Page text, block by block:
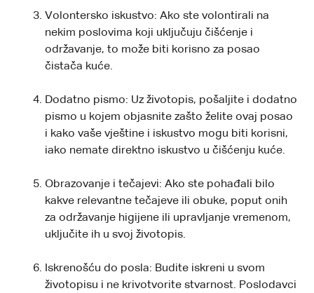
Volontersko iskustvo: Ako ste volontirali na
nekim poslovima koji uključuju čišćenje i
održavanje, to može biti korisno za posao
čistača kuće.
Dodatno pismo: Uz životopis, pošaljite i dodatno
pismo u kojem objasnite zašto želite ovaj posao
i kako vaše vještine i iskustvo mogu biti korisni,
iako nemate direktno iskustvo u čišćenju kuće.
Obrazovanje i tečajevi: Ako ste pohađali bilo
kakve relevantne tečajeve ili obuke, poput onih
za održavanje higijene ili upravljanje vremenom,
uključite ih u svoj životopis.
Iskrenošću do posla: Budite iskreni u svom
životopisu i ne krivotvorite stvarnost. Poslodavci